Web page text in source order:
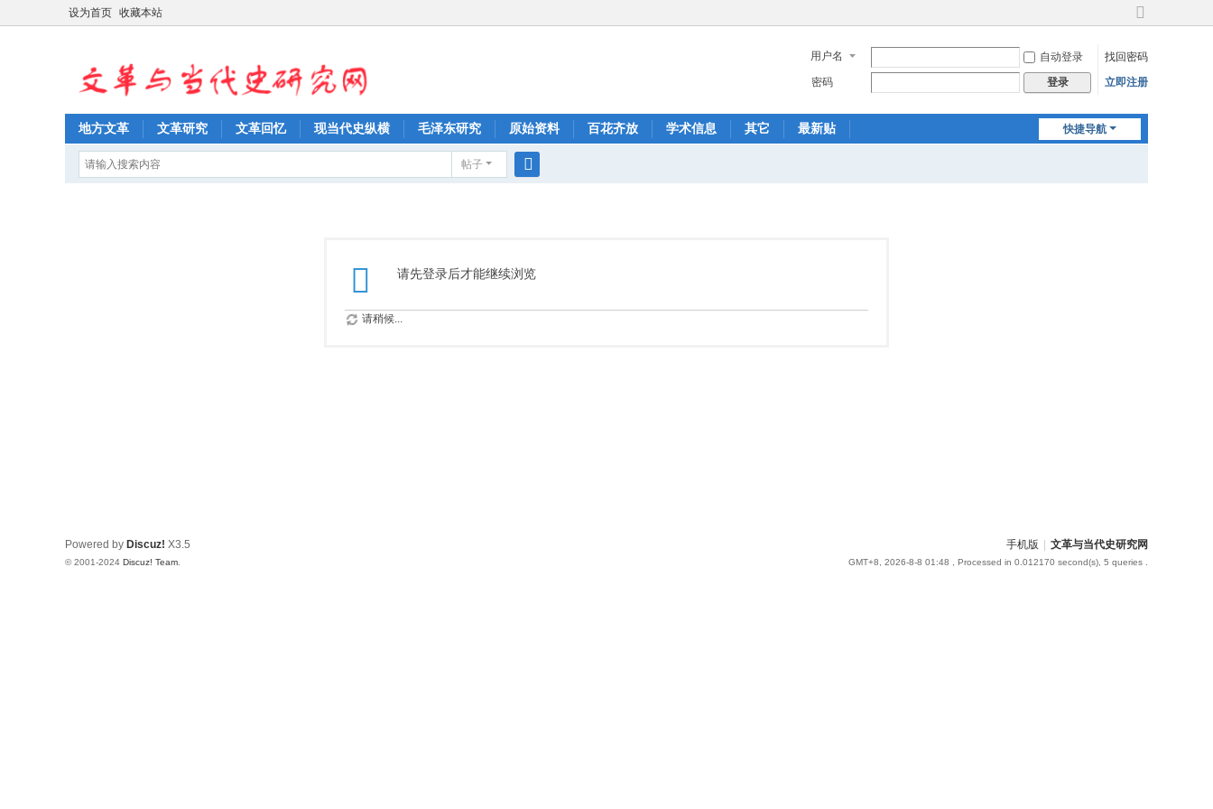
设为首页 收藏本站
切
到
宽
用户名 自动登录
找回密码
密码
登录 立即注册
快捷导航
地方文革 文革研究 文革回忆 现当代史纵横 毛泽东研究 原始资料 百花齐放 学术信息 其它 最新贴
帖子
请先登录后才能继续浏览
请稍候...
手机版 文革与当代史研究网
GMT+8, 2026-8-8 01:48 , Processed in 0.012170 second(s), 5 queries .
Powered by Discuz! X3.5
© 2001-2024 Discuz! Team